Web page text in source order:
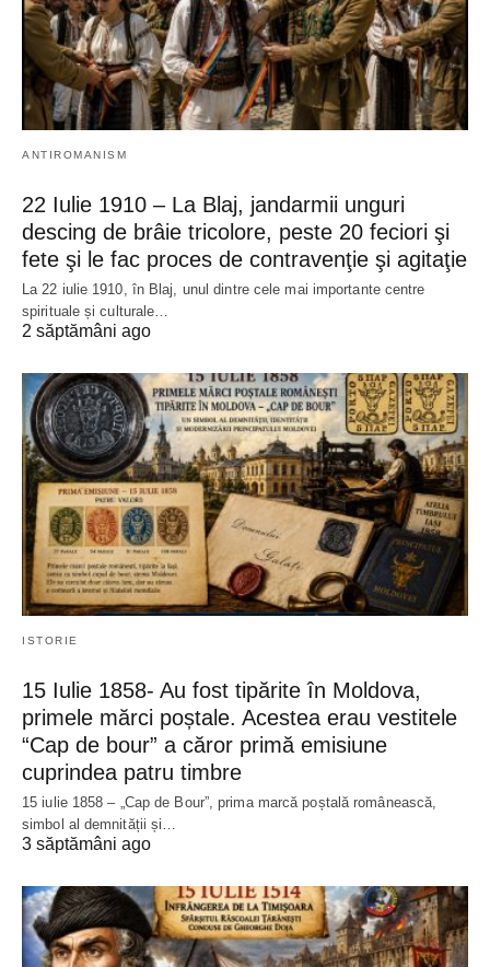
ANTIROMANISM
22 Iulie 1910 – La Blaj, jandarmii unguri
descing de brâie tricolore, peste 20 feciori şi
fete şi le fac proces de contravenţie şi agitaţie
La 22 iulie 1910, în Blaj, unul dintre cele mai importante centre
spirituale și culturale…
2 săptămâni ago
ISTORIE
15 Iulie 1858- Au fost tipărite în Moldova,
primele mărci poștale. Acestea erau vestitele
“Cap de bour” a căror primă emisiune
cuprindea patru timbre
15 iulie 1858 – „Cap de Bour”, prima marcă poștală românească,
simbol al demnității și…
3 săptămâni ago